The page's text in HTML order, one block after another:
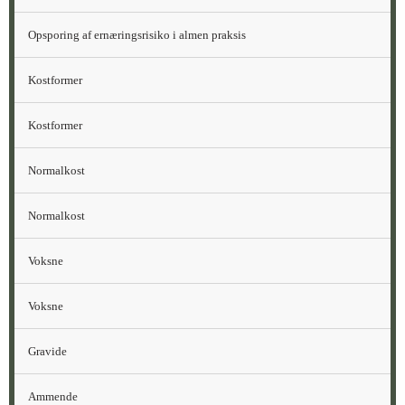
Opsporing af ernæringsrisiko i almen praksis
Kostformer
Kostformer
Normalkost
Normalkost
Voksne
Voksne
Gravide
Ammende
den vanlige diæt til disse patienter skal
ernæringsrisiko, vil underernæring normalt
overvægt.
Diabetes Sygehuskost tager udgangspunkt i
Sygehuskostens anbefalinger
Da kosten ikke følger principperne for en
diabeteskost, skal der gøres en særlig indsats
for at monitorere blodsukker med henblik på
eventuel ændring i den medicinske
behandling.